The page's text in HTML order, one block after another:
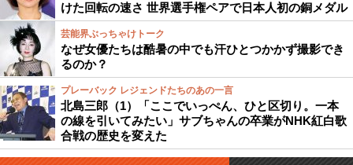
けた回転の速さ 世界選手権ペアで日本人初の銅メダル
芸能界ぶっちゃけトーク
なぜ女優たちは酷暑の中でも汗ひとつかかず撮影でき
るのか？
プレーバック レジェンドたちのあの一言
北島三郎（1）「ここでいっぺん、ひと区切り。一本
の線を引いてみたい」サブちゃんの卒業がNHK紅白歌
合戦の歴史を変えた